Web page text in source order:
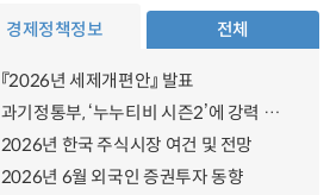
경제정책정보 전체
『2026년 세제개편안』 발표
과기정통부, ‘누누티비 시즌2’에 강력 대응 의지 밝혀
2026년 한국 주식시장 여건 및 전망
2026년 6월 외국인 증권투자 동향